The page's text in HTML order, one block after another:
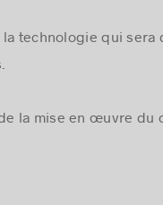
technologie qui sera
la mise en œuvre du